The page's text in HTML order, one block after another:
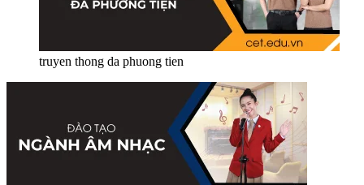
truyen thong da phuong tien